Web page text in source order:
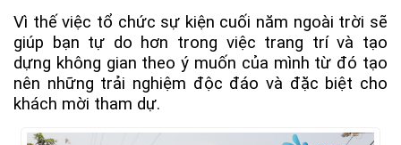
Vì thế việc tổ chức sự kiện cuối năm ngoài trời sẽ
giúp bạn tự do hơn trong việc trang trí và tạo
dựng không gian theo ý muốn của mình từ đó tạo
nên những trải nghiệm độc đáo và đặc biệt cho
khách mời tham dự.